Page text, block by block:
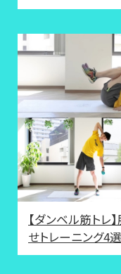
【ダンベル筋トレ
せトレーニング4選